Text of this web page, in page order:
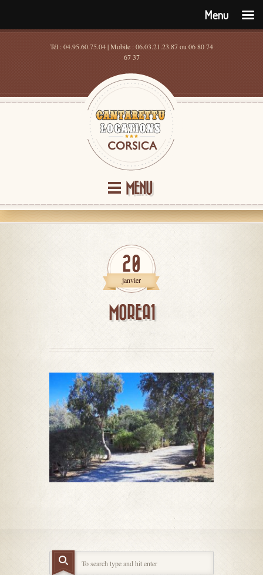
Tél : 04.95.60.75.04 | Mobile : 06.03.21.23.87 ou 06 80 74
67 37
MENU
20
janvier
MOREA1
Menu